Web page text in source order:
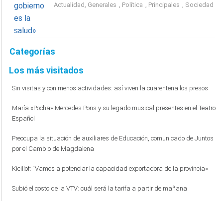
Actualidad Generales Política Principales Sociedad
Categorías
Los más visitados
Sin visitas y con menos actividades: así viven la cuarentena los presos
María «Pocha» Mercedes Pons y su legado musical presentes en el Teatro
Español
Preocupa la situación de auxiliares de Educación, comunicado de Juntos
por el Cambio de Magdalena
Kicillof: “Vamos a potenciar la capacidad exportadora de la provincia»
Subió el costo de la VTV: cuál será la tarifa a partir de mañana